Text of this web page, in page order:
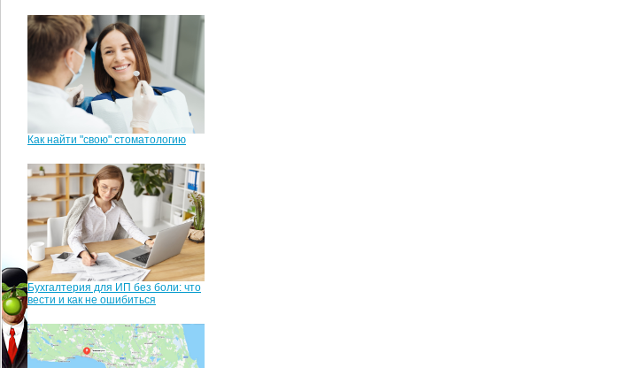
Как найти "свою" стоматологию
Бухгалтерия для ИП без боли: что
вести и как не ошибиться